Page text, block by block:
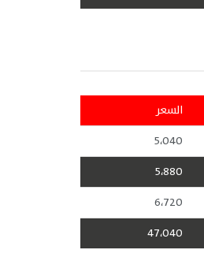
السعر
5،040
5،880
6،720
47،040